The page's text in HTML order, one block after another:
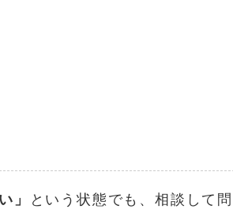
」
という状態でも、相談して問